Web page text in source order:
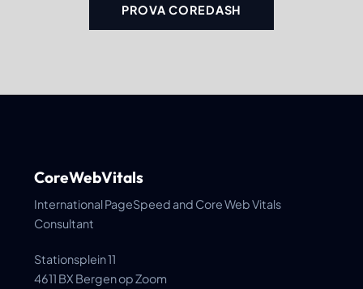
PROVA COREDASH
CoreWebVitals
International PageSpeed and Core Web Vitals
Consultant
Stationsplein 11
4611 BX Bergen op Zoom